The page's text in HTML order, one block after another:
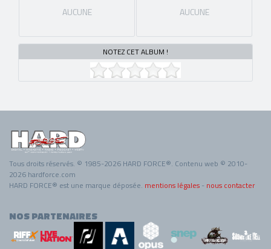
AUCUNE AUCUNE
NOTEZ CET ALBUM !
Tous droits réservés. © 1985-2026 HARD FORCE®. Contenu web © 2010-
2026 hardforce.com
HARD FORCE® est une marque déposée. mentions légales - nous contacter
NOS PARTENAIRES